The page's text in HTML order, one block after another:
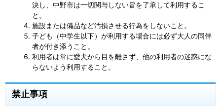
決し、中野市は一切関与しない旨を了承して利用するこ
と。
施設または備品など汚損させる行為をしないこと。
子ども（中学生以下）が利用する場合には必ず大人の同伴
者が付き添うこと。
利用者は常に愛犬から目を離さず、他の利用者の迷惑にな
らないよう利用すること。
禁止事項